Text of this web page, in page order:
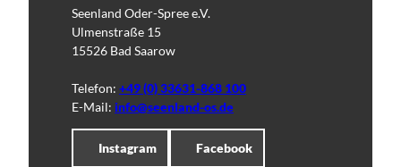
Seenland Oder-Spree e.V.
Ulmenstraße 15
15526 Bad Saarow
Telefon: +49 (0) 33631-868 100
E-Mail: info@seenland-os.de
Instagram Facebook